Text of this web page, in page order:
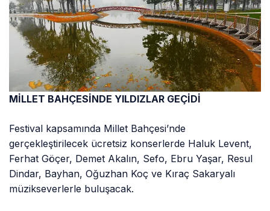
MİLLET BAHÇESİNDE YILDIZLAR GEÇİDİ
Festival kapsamında Millet Bahçesi’nde
gerçekleştirilecek ücretsiz konserlerde Haluk Levent,
Ferhat Göçer, Demet Akalın, Sefo, Ebru Yaşar, Resul
Dindar, Bayhan, Oğuzhan Koç ve Kıraç Sakaryalı
müzikseverlerle buluşacak.